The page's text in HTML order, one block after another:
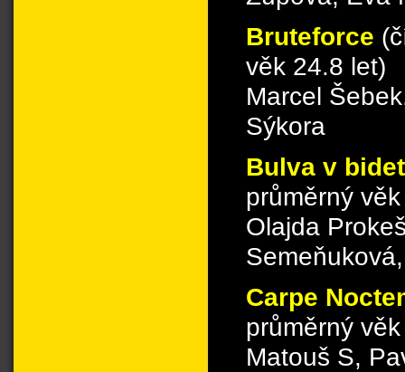
Bruteforce
věk 24.8 let)
Marcel
Sýkora
Bulva v
průměrný
Olajda
Carpe
průměrný
Matouš S,